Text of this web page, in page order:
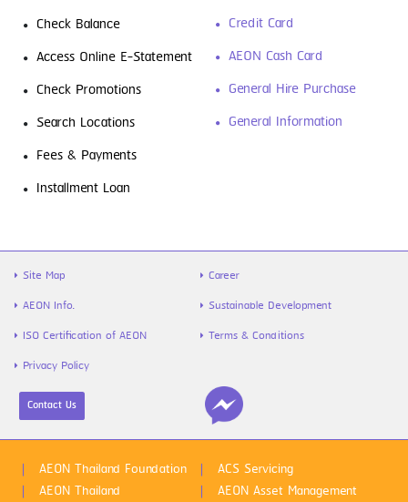
รู้จัก “สินเชื่อส่วนบุคคล” ตัวช่วยเงิน
ขาดมือ พร้อมวิธีใช้ให้คุ้ม และไม่เป็นหนี้ซ้ำ
ไข้หวัดใหญ่สายพันธุ์ A VS B ต่างกันยัง
ไง พร้อมวิธีป้องกันก่อนป่วย
Check Balance
Access Online E-Statement
Check Promotions
Search Locations
Fees & Payments
Installment Loan
Credit Card
AEON Cash Card
General Hire Purchase
General Information
Site Map
Career
AEON Info.
Sustainable Development
ISO Certification of AEON
Terms & Conditions
Privacy Policy
Contact Us
AEON Thailand Foundation
ACS Servicing
AEON Thailand
AEON Asset Management